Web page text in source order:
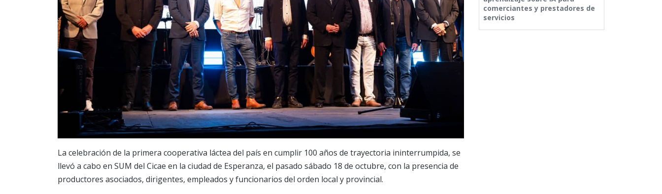
La celebración de la primera cooperativa láctea del país en cumplir 100 años de trayectoria ininterrumpida, se
llevó a cabo en SUM del Cicae en la ciudad de Esperanza, el pasado sábado 18 de octubre, con la presencia de
productores asociados, dirigentes, empleados y funcionarios del orden local y provincial.
comerciantes y prestadores de
servicios